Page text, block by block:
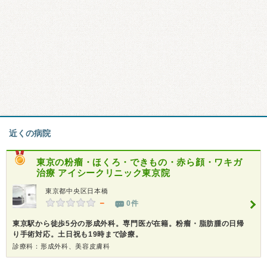
近くの病院
東京の粉瘤・ほくろ・できもの・赤ら顔・ワキガ
治療 アイシークリニック東京院
東京都中央区日本橋
－ 0件
東京駅から徒歩5分の形成外科。専門医が在籍。粉瘤・脂肪腫の日帰
り手術対応。土日祝も19時まで診療。
診療科：形成外科、美容皮膚科